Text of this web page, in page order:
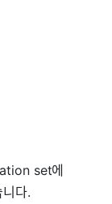
set에
다.